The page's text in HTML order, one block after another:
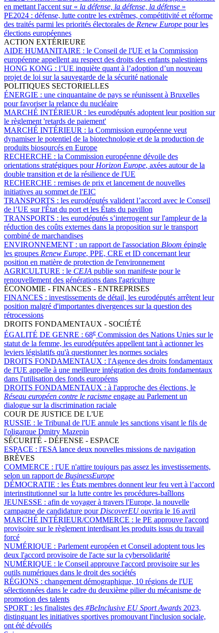
en mettant l'accent sur « la défense, la défense, la défense »
PE2024 : défense, lutte contre les extrêmes, compétitivité et réforme
des traités parmi les priorités électorales de Renew Europe pour les
élections européennes
ACTION EXTÉRIEURE
AIDE HUMANITAIRE : le Conseil de l'UE et la Commission
européenne appellent au respect des droits des enfants palestiniens
HONG KONG : l’UE inquiète quant à l’adoption d’un nouveau
projet de loi sur la sauvegarde de la sécurité nationale
POLITIQUES SECTORIELLES
ÉNERGIE : une cinquantaine de pays se réunissent à Bruxelles
pour favoriser la relance du nucléaire
MARCHÉ INTÉRIEUR : les eurodéputés adoptent leur position sur
le règlement 'retards de paiement'
MARCHÉ INTÉRIEUR : la Commission européenne veut
dynamiser le potentiel de la biotechnologie et de la production de
produits biosourcés en Europe
RECHERCHE : la Commission européenne dévoile des
orientations stratégiques pourHorizon Europe, axées autour de la
double transition et de la résilience de l'UE
RECHERCHE : remises de prix et lancement de nouvelles
initiatives au sommet de l'EIC
TRANSPORTS : les eurodéputés valident l’accord avec le Conseil
de l’UE sur l'État du port et les États du pavillon
TRANSPORTS : les eurodéputés s’interrogent sur l'ampleur de la
réduction des coûts externes dans la proposition sur le transport
combiné de marchandises
ENVIRONNEMENT : un rapport de l'association Bloom épingle
les groupes Renew Europe, PPE, CRE et ID concernant leur
position en matière de protection de l'environnement
AGRICULTURE : le CEJA publie son manifeste pour le
renouvellement des générations dans l'agriculture
ÉCONOMIE - FINANCES - ENTREPRISES
FINANCES : investissements de détail, les eurodéputés arrêtent leur
position malgré d'importantes divergences sur la question des
rétrocessions
DROITS FONDAMENTAUX - SOCIÉTÉ
ÉGALITÉ DE GENRE : 68e Commission des Nations Unies sur le
statut de la femme, les eurodéputées appellent tant à actionner les
leviers législatifs qu'à questionner les normes sociales
DROITS FONDAMENTAUX : l'Agence des droits fondamentaux
de l'UE appelle à une meilleure intégration des droits fondamentaux
dans l'utilisation des fonds européens
DROITS FONDAMENTAUX : à l'approche des élections, le
Réseau européen contre le racisme engage au Parlement un
dialogue sur la discrimination raciale
COUR DE JUSTICE DE L'UE
RUSSIE : le Tribunal de l'UE annule les sanctions visant le fils de
l'oligarque Dmitry Mazepin
SÉCURITÉ - DÉFENSE - ESPACE
ESPACE : l'ESA lance deux nouvelles missions de navigation
BRÈVES
COMMERCE : l'UE n'attire toujours pas assez les investissements,
selon un rapport de BusinessEurope
DÉMOCRATIE : les États membres donnent leur feu vert à l’accord
interinstitutionnel sur la lutte contre les procédures-baîllons
JEUNESSE : afin de voyager à travers l'Europe, la nouvelle
campagne de candidature pour DiscoverEUouvrira le 16 avril
MARCHÉ INTÉRIEUR/COMMERCE : le PE approuve l'accord
provisoire sur le règlement interdisant les produits issus du travail
forcé
NUMÉRIQUE : Parlement européen et Conseil adoptent tous les
deux l'accord provisoire de l'acte sur la cybersolidarité
NUMÉRIQUE : le Conseil approuve l'accord provisoire sur les
outils numériques dans le droit des sociétés
RÉGIONS : changement démographique, 10 régions de l'UE
sélectionnées dans le cadre du deuxième pilier du mécanisme de
promotion des talents
SPORT : les finalistes des #BeInclusive EU Sport Awards 2023,
distinguant les initiatives sportives promouvant l'inclusion sociale,
ont été dévoilés